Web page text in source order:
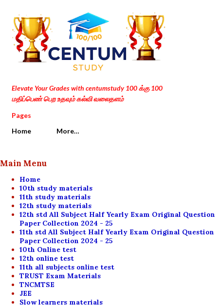
Skip to main content
Elevate Your Grades with centumstudy 100 க்கு 100
மதிப்பெண் பெற உதவும் கல்வி வலைதளம்
Pages
Home
More…
Main Menu
Home
10th study materials
11th study materials
12th study materials
12th std All Subject Half Yearly Exam Original Question
Paper Collection 2024 - 25
11th std All Subject Half Yearly Exam Original Question
Paper Collection 2024 - 25
10th Online test
12th online test
11th all subjects online test
TRUST Exam Materials
TNCMTSE
JEE
Slow learners materials